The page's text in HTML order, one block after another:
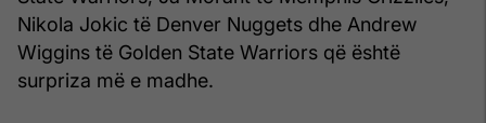
Nikola Jokic të Denver Nuggets dhe Andrew
Wiggins të Golden State Warriors që është
surpriza më e madhe.